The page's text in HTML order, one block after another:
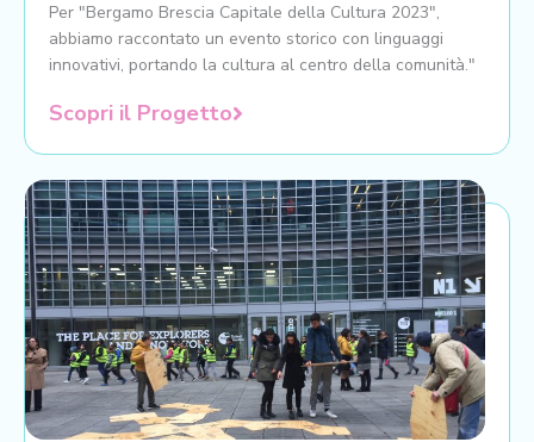
Per "Bergamo Brescia Capitale della Cultura 2023",
abbiamo raccontato un evento storico con linguaggi
innovativi, portando la cultura al centro della comunità."
Scopri il Progetto